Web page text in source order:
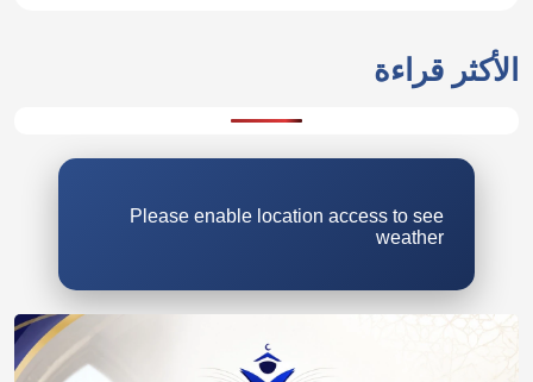
الأكثر قراءة
Please enable location access to see
weather